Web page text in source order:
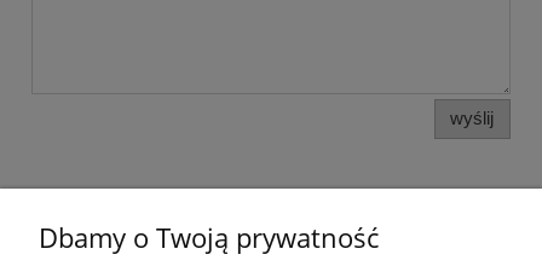
wyślij
Dbamy o Twoją prywatność